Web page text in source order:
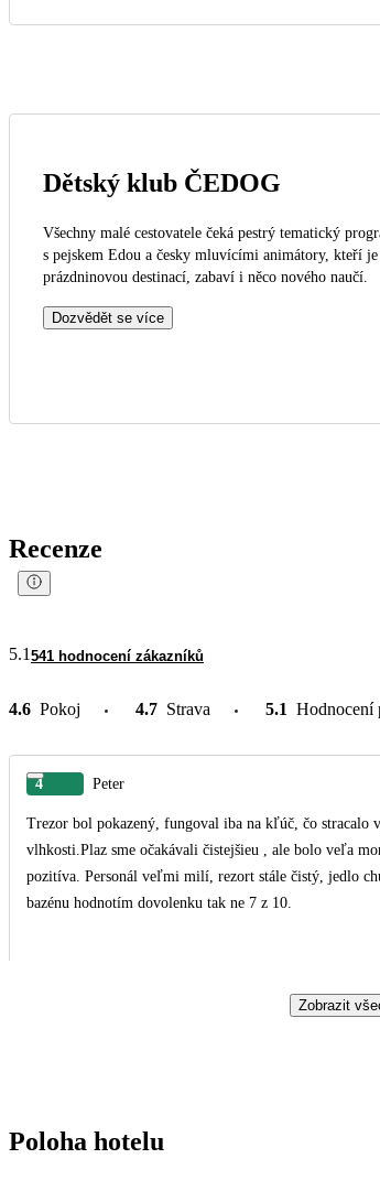
Dětský klub ČEDOG
Všechny malé cestovatele čeká pestrý tematický
s pejskem Edou a česky mluvícími animátory, kteří
prázdninovou destinací, zabaví i něco nového naučí.
Dozvědět se více
Recenze
5.1 541 hodnocení zákazníků
4.6 Pokoj 4.7 Strava 5.1 Hodnocení
4 Peter
Trezor bol pokazený, fungoval iba na kľúč, čo stracalo
vlhkosti.Plaz sme očakávali čistejšieu , ale bolo veľa
pozitíva. Personál veľmi milí, rezort stále čistý, jedlo chutné , aj keď dosť jednotvárne. Ale na týždeň pobytu to je OK. Vďaka
bazénu hodnotím dovolenku tak ne 7 z 10.
Zobrazit
Poloha hotelu